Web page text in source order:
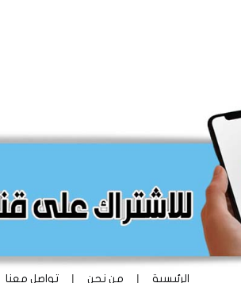
الرئيسية | من نحن | تواصل معنا